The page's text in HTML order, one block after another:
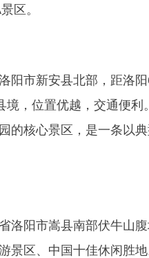
区。
阳市新安县北部，距洛
境，位置优越，交通便利
的核心景区，是一条以
洛阳市嵩县南部伏牛山
景区、中国十佳休闲胜地